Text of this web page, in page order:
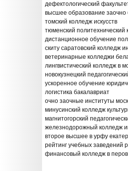
дефектологический
высшее образование заочно
томский колледж искусств
тюменский политехнический
дистанционное обучение
скиту саратовский колледж
ветеринарные колледжи
лингвистический колледж в
новокузнецкий
ускоренное обучение
логистика бакалавриат
очно заочные институты
минусинский колледж
магнитогорский
железнодорожный колледж
второе высшее в урфу
рейтинг учебных заведений
финансовый колледж в